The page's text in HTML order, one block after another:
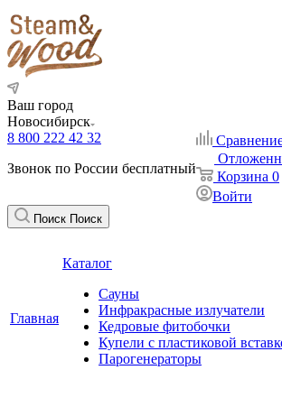
Ваш город
Новосибирск
8 800 222 42 32
Звонок по России бесплатный
Корзина 0
Войти
Поиск Поиск
Главная
Каталог
Сауны
Инфракрасные излучатели
Кедровые фитобочки
Купели с пластиковой
Парогенераторы